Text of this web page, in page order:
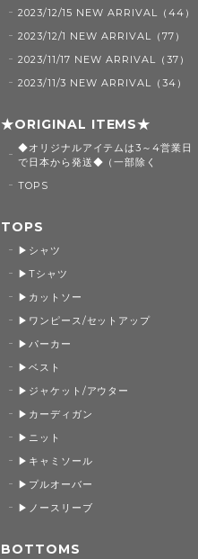
2023/12/15 NEW ARRIVAL（44）
2023/12/1 NEW ARRIVAL（77）
2023/11/17 NEW ARRIVAL（37）
2023/11/3 NEW ARRIVAL（34）
★ORIGINAL ITEMS★
◆オリジナルアイテムは3～4営業日
で日本から発送◆（一部除く
TOPS
TOPS
▶シャツ
▶Tシャツ
▶カットソー
▶ワンピース/セットアップ
▶パーカー
▶ベスト
▶ジャケット/アウター
▶カーディガン
▶ニット
▶キャミソール
▶プルオーバー
▶ノースリーブ
BOTTOMS